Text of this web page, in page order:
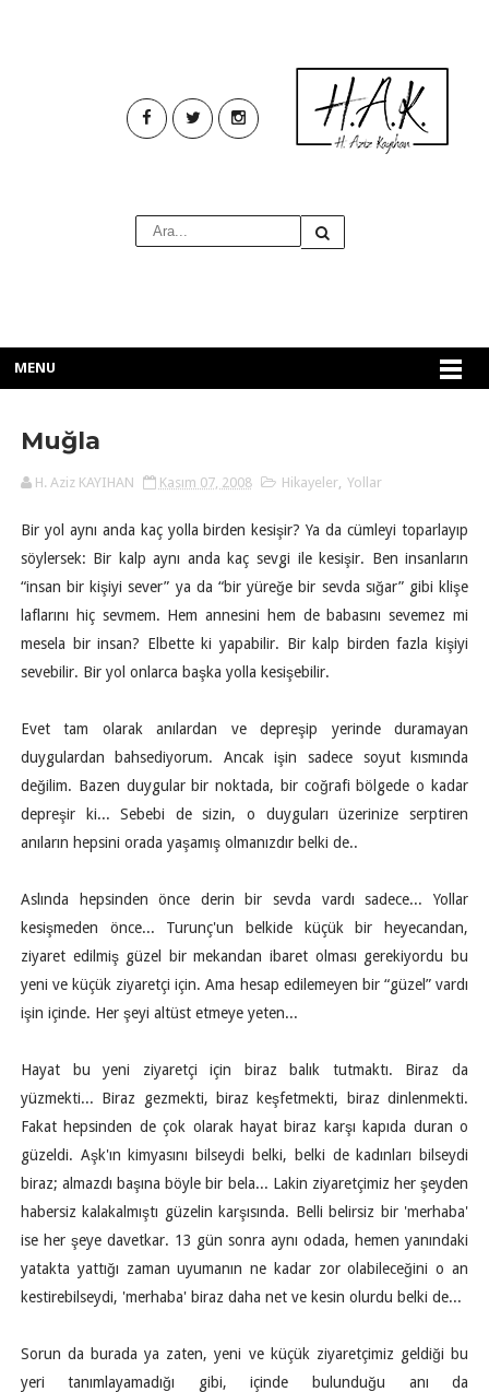
MENU
Muğla
H. Aziz KAYIHAN Kasım 07, 2008 Hikayeler, Yollar
Bir yol aynı anda kaç yolla birden kesişir? Ya da cümleyi toparlayıp
söylersek: Bir kalp aynı anda kaç sevgi ile kesişir. Ben insanların
“insan bir kişiyi sever” ya da “bir yüreğe bir sevda sığar” gibi klişe
laflarını hiç sevmem. Hem annesini hem de babasını sevemez mi
mesela bir insan? Elbette ki yapabilir. Bir kalp birden fazla kişiyi
sevebilir. Bir yol onlarca başka yolla kesişebilir.
Evet tam olarak anılardan ve depreşip yerinde duramayan
duygulardan bahsediyorum. Ancak işin sadece soyut kısmında
değilim. Bazen duygular bir noktada, bir coğrafi bölgede o kadar
depreşir ki... Sebebi de sizin, o duyguları üzerinize serptiren
anıların hepsini orada yaşamış olmanızdır belki de..
Aslında hepsinden önce derin bir sevda vardı sadece... Yollar
kesişmeden önce... Turunç'un belkide küçük bir heyecandan,
ziyaret edilmiş güzel bir mekandan ibaret olması gerekiyordu bu
yeni ve küçük ziyaretçi için. Ama hesap edilemeyen bir “güzel” vardı
işin içinde. Her şeyi altüst etmeye yeten...
Hayat bu yeni ziyaretçi için biraz balık tutmaktı. Biraz da
yüzmekti... Biraz gezmekti, biraz keşfetmekti, biraz dinlenmekti.
Fakat hepsinden de çok olarak hayat biraz karşı kapıda duran o
güzeldi. Aşk'ın kimyasını bilseydi belki, belki de kadınları bilseydi
biraz; almazdı başına böyle bir bela... Lakin ziyaretçimiz her şeyden
habersiz kalakalmıştı güzelin karşısında. Belli belirsiz bir 'merhaba'
ise her şeye davetkar. 13 gün sonra aynı odada, hemen yanındaki
yatakta yattığı zaman uyumanın ne kadar zor olabileceğini o an
kestirebilseydi, 'merhaba' biraz daha net ve kesin olurdu belki de...
Sorun da burada ya zaten, yeni ve küçük ziyaretçimiz geldiği bu
yeri tanımlayamadığı gibi, içinde bulunduğu anı da